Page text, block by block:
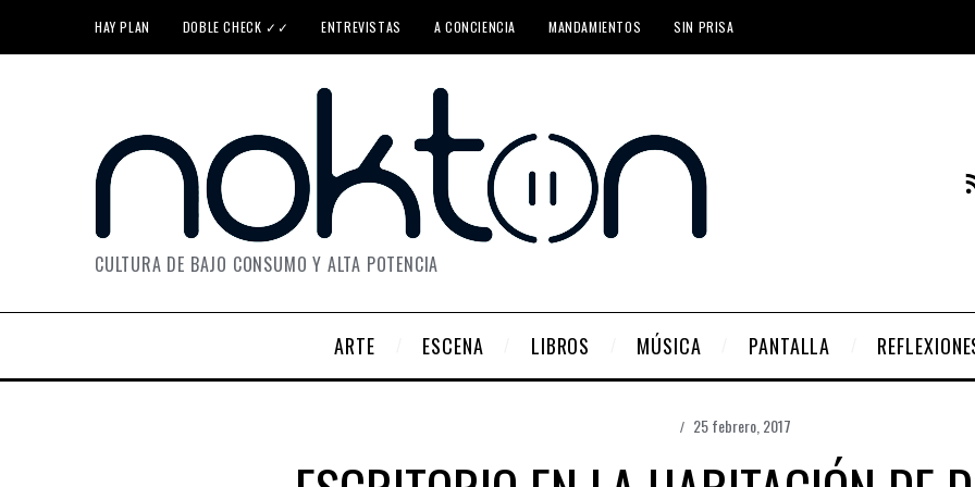
HAY PLAN DOBLE CHECK ✓✓ ENTREVISTAS A CONCIENCIA MANDAMIENTOS SIN PRISA
CULTURA DE BAJO CONSUMO Y ALTA POTENCIA
ARTE ESCENA LIBROS MÚSICA PANTALLA
25 febrero, 2017